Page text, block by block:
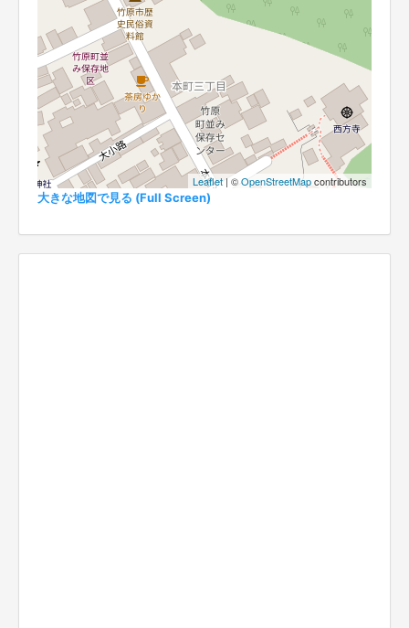
Leaflet | ©OpenStreetMapcontributors
大きな地図で見る (Full Screen)